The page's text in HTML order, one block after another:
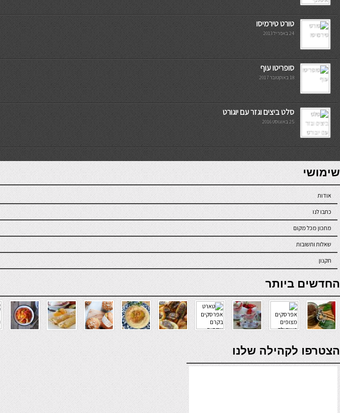
טורט טירמיסו
24 באפריל 2013
סופריטו עוף
18 באוקטובר 2017
סלט ביצים וגזר עם יוגורט
25 באוגוסט 2016
7slots
seriöse online casinos österreich
שימושי
אודות
כתבו לנו
מתכון מכל מקום
שאלות ותשובות
תקנון
online casino
החדשים ביותר
verde casino
הצטרפו לקהילה שלנו